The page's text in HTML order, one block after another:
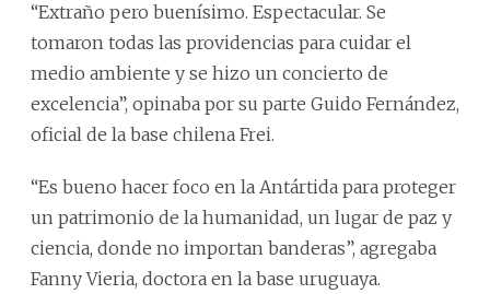
“Extraño pero buenísimo. Espectacular. Se
tomaron todas las providencias para cuidar el
medio ambiente y se hizo un concierto de
excelencia”, opinaba por su parte Guido Fernández,
oficial de la base chilena Frei.
“Es bueno hacer foco en la Antártida para proteger
un patrimonio de la humanidad, un lugar de paz y
ciencia, donde no importan banderas”, agregaba
Fanny Vieria, doctora en la base uruguaya.